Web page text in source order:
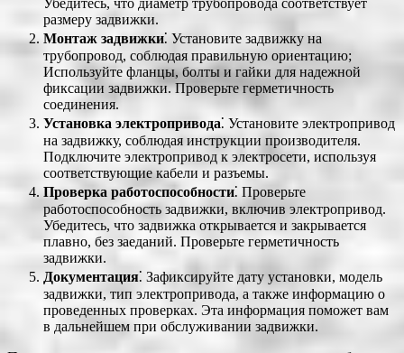
размеру задвижки.
Монтаж задвижки⁚ Установите задвижку на
трубопровод, соблюдая правильную ориентацию;
Используйте фланцы, болты и гайки для надежной
фиксации задвижки. Проверьте герметичность
соединения.
Установка электропривода⁚ Установите электропривод
на задвижку, соблюдая инструкции производителя.
Подключите электропривод к электросети, используя
соответствующие кабели и разъемы.
Проверка работоспособности⁚ Проверьте
работоспособность задвижки, включив электропривод.
Убедитесь, что задвижка открывается и закрывается
плавно, без заеданий. Проверьте герметичность
задвижки.
Документация⁚ Зафиксируйте дату установки, модель
задвижки, тип электропривода, а также информацию о
проведенных проверках. Эта информация поможет вам
в дальнейшем при обслуживании задвижки.